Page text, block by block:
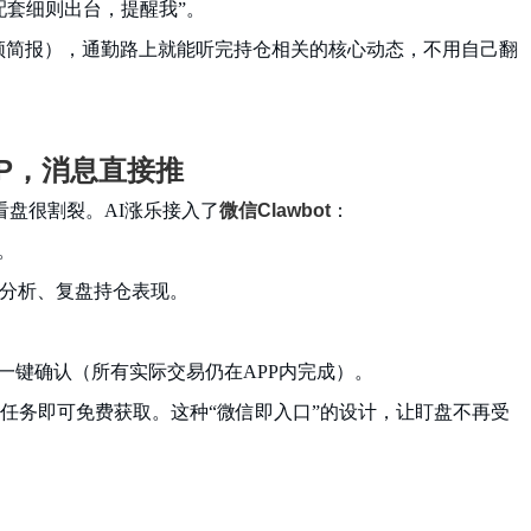
细则出台，提醒我”。
报），通勤路上就能听完持仓相关的核心动态，不用自己翻
，消息直接推
盘很割裂。AI涨乐接入了微信Clawbot ：
析、复盘持仓表现。
键确认（所有实际交易仍在APP内完成）。
务即可免费获取。这种“微信即入口”的设计，让盯盘不再受